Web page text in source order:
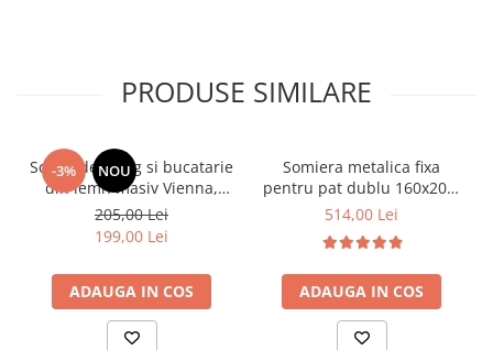
PRODUSE SIMILARE
-3% NOU
Scaun de living si bucatarie
din lemn masiv Vienna,
tapiterie stofa,100 kg,
94x49x40 cm, nuc/bej
205,00 Lei
199,00 Lei
ADAUGA IN COS
Somiera metalica fixa
pentru pat dublu 160x200,
6 picioare, 32 lamele lemn
saltea ferm, negru
514,00 Lei
ADAUGA IN COS